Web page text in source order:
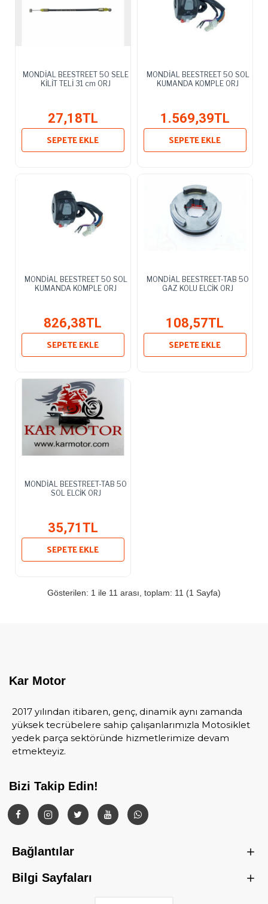
MONDİAL BEESTREET 50 SELE
KİLİT TELİ 31 cm ORJ
27,18TL
SEPETE EKLE
MONDİAL BEESTREET 50 SOL
KUMANDA KOMPLE ORJ
1.569,39TL
SEPETE EKLE
MONDİAL BEESTREET 50 SOL
KUMANDA KOMPLE ORJ
826,38TL
SEPETE EKLE
MONDİAL BEESTREET-TAB 50
GAZ KOLU ELCİK ORJ
108,57TL
SEPETE EKLE
MONDİAL BEESTREET-TAB 50
SOL ELCİK ORJ
35,71TL
SEPETE EKLE
Gösterilen: 1 ile 11 arası, toplam: 11 (1 Sayfa)
Kar Motor
2017 yılından itibaren, genç, dinamik aynı zamanda
yüksek tecrübelere sahip çalışanlarımızla Motosiklet
yedek parça sektöründe hizmetlerimize devam
etmekteyiz.
Bizi Takip Edin!
Bağlantılar
Bilgi Sayfaları